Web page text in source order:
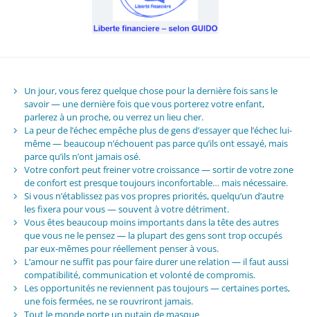
Un jour, vous ferez quelque chose pour la dernière fois sans le
savoir — une dernière fois que vous porterez votre enfant,
parlerez à un proche, ou verrez un lieu cher.
La peur de l’échec empêche plus de gens d’essayer que l’échec lui-
même — beaucoup n’échouent pas parce qu’ils ont essayé, mais
parce qu’ils n’ont jamais osé.
Votre confort peut freiner votre croissance — sortir de votre zone
de confort est presque toujours inconfortable… mais nécessaire.
Si vous n’établissez pas vos propres priorités, quelqu’un d’autre
les fixera pour vous — souvent à votre détriment.
Vous êtes beaucoup moins importants dans la tête des autres
que vous ne le pensez — la plupart des gens sont trop occupés
par eux-mêmes pour réellement penser à vous.
L’amour ne suffit pas pour faire durer une relation — il faut aussi
compatibilité, communication et volonté de compromis.
Les opportunités ne reviennent pas toujours — certaines portes,
une fois fermées, ne se rouvriront jamais.
Tout le monde porte un putain de masque